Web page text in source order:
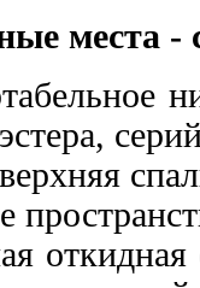
места -